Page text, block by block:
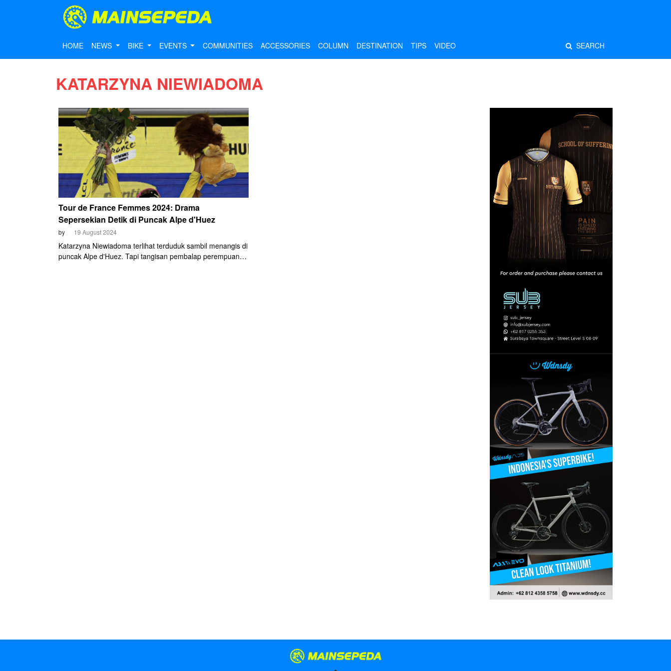
HOME NEWS BIKE EVENTS COMMUNITIES ACCESSORIES COLUMN DESTINATION TIPS VIDEO SEARCH
KATARZYNA NIEWIADOMA
Tour de France Femmes 2024: Drama
Sepersekian Detik di Puncak Alpe d'Huez
by 19 August 2024
Katarzyna Niewiadoma terlihat terduduk sambil menangis di
puncak Alpe d'Huez. Tapi tangisan pembalap perempuan